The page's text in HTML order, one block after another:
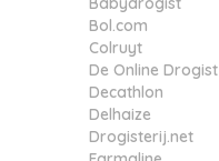
Bol.com
Colruyt
De Online Drogist
Decathlon
Delhaize
Drogisterij.net